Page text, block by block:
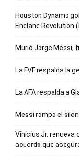
Houston Dynamo
England Revolution
Murió Jorge Messi,
La FVF respalda la
La AFA respalda a
Messi rompe el
Vinícius Jr. renueva
acuerdo que